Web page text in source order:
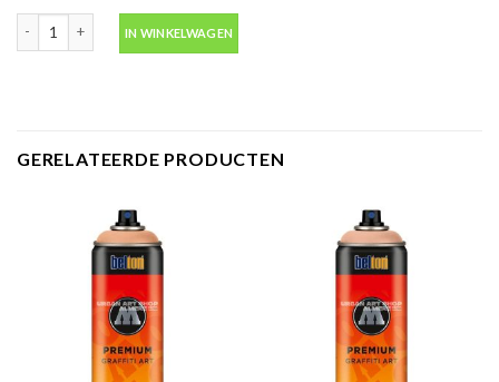
IN WINKELWAGEN
GERELATEERDE PRODUCTEN